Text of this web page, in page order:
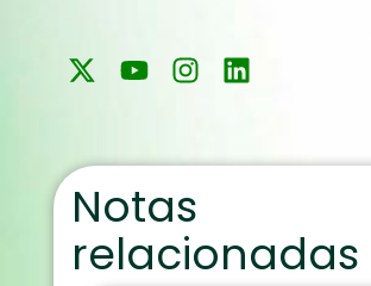
Notas
relacionadas